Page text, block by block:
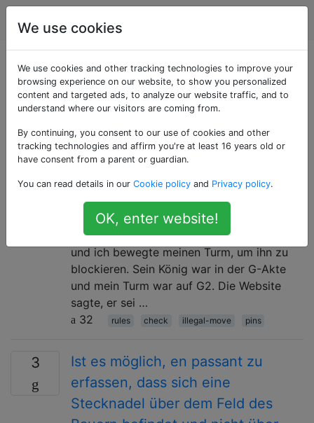
Schach
Als «pins» getaggte
Fragen
3
Kann ein Teil, das an meinen König
geheftet ist, den König des
Gegners in Schach halten?
Ich habe ein Spiel mit einem Freund online
gespielt. Es kam eine Situation auf, in der er
mich mit seinem Bischof in Kontakt brachte,
und ich bewegte meinen Turm, um ihn zu
blockieren. Sein König war in der G-Akte
und mein Turm war auf G2. Die Website
sagte, er sei …
32
rules check illegal-move pins
3
Ist es möglich, en passant zu
erfassen, dass sich eine
Stecknadel über dem Feld des
We use cookies
We use cookies and other tracking technologies to improve your
browsing experience on our website, to show you personalized
content and targeted ads, to analyze our website traffic, and to
understand where our visitors are coming from.
By continuing, you consent to our use of cookies and other
tracking technologies and affirm you're at least 16 years old or
have consent from a parent or guardian.
You can read details in our Cookie policy and Privacy policy.
OK, enter website!